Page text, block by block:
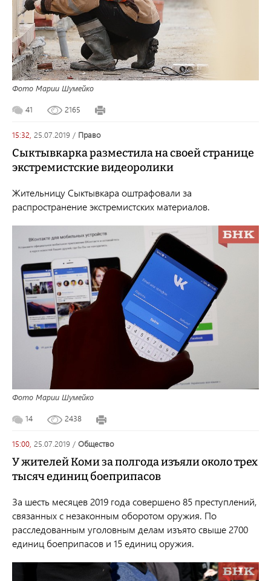
Фото Марии Шумейко
41 2165
15:32, 25.07.2019 / право
Сыктывкарка разместила на своей странице
экстремистские видеоролики
Жительницу Сыктывкара оштрафовали за
распространение экстремистских материалов.
Фото Марии Шумейко
14 2438
15:00, 25.07.2019 / общество
У жителей Коми за полгода изъяли около трех
тысяч единиц боеприпасов
За шесть месяцев2019 года совершено 85 преступлений,
связанных с незаконным оборотом оружия. По
расследованным уголовным делам изъято свыше 2700
единиц боеприпасов и 15 единиц оружия.